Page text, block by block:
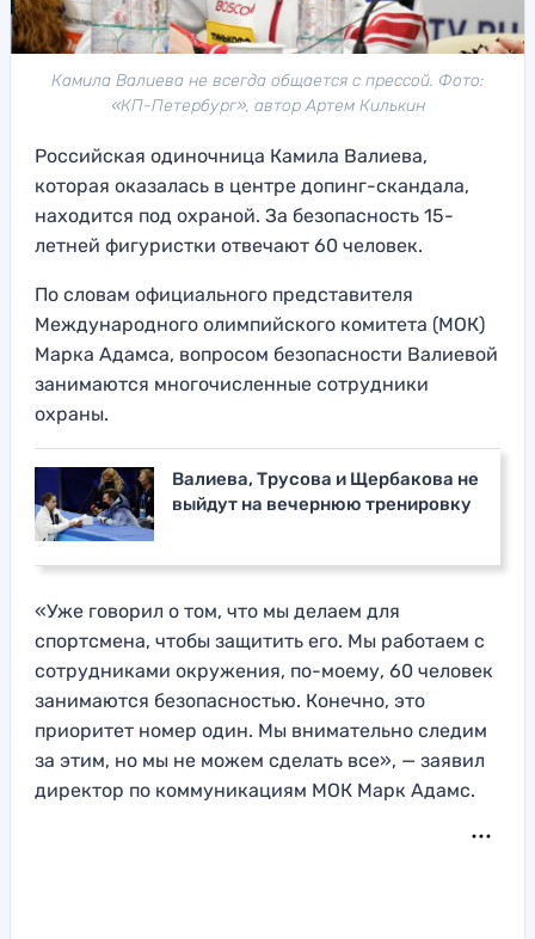
Камила Валиева не всегда общается с прессой. Фото:
«КП-Петербург», автор Артем Килькин
Российская одиночница Камила Валиева,
которая оказалась в центре допинг-скандала,
находится под охраной. За безопасность 15-
летней фигуристки отвечают 60 человек.
По словам официального представителя
Международного олимпийского комитета (МОК)
Марка Адамса, вопросом безопасности Валиевой
занимаются многочисленные сотрудники
охраны.
Валиева, Трусова и Щербакова не
выйдут на вечернюю тренировку
«Уже говорил о том, что мы делаем для
спортсмена, чтобы защитить его. Мы работаем с
сотрудниками окружения, по-моему, 60 человек
занимаются безопасностью. Конечно, это
приоритет номер один. Мы внимательно следим
за этим, но мы не можем сделать все», — заявил
директор по коммуникациям МОК Марк Адамс.